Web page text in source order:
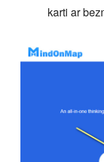
karti ar